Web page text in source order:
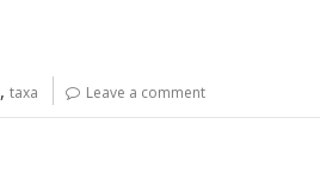
, taxa Leave a comment